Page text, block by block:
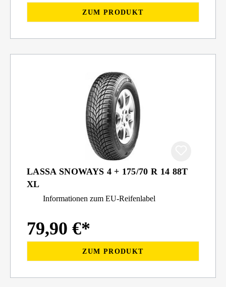
ZUM PRODUKT
LASSA SNOWAYS 4 + 175/70 R 14 88T
XL
Informationen zum EU-Reifenlabel
79,90 €*
ZUM PRODUKT